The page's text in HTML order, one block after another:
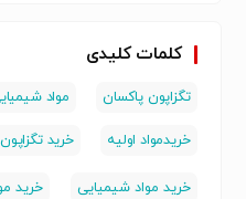
کلمات کلیدی
تگزاپون پاکسان مواد
خریدمواد اولیه خرید تگزاپون
خرید مواد شیمیایی خرید